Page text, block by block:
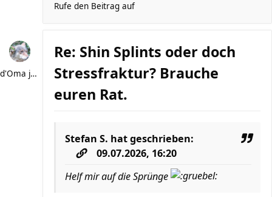
Rufe den Beitrag auf
d'Oma joggt
Re: Shin Splints oder doch
Stressfraktur? Brauche
euren Rat.
Stefan S. hat geschrieben:
09.07.2026, 16:20
Helf mir auf die Sprünge